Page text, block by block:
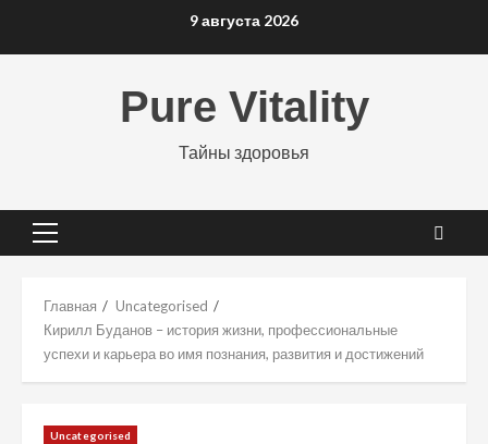
9 августа 2026
Pure Vitality
Тайны здоровья
Основное
Главная
Uncategorised
Кирилл Буданов – история жизни, профессиональные
успехи и карьера во имя познания, развития и достижений
Uncategorised